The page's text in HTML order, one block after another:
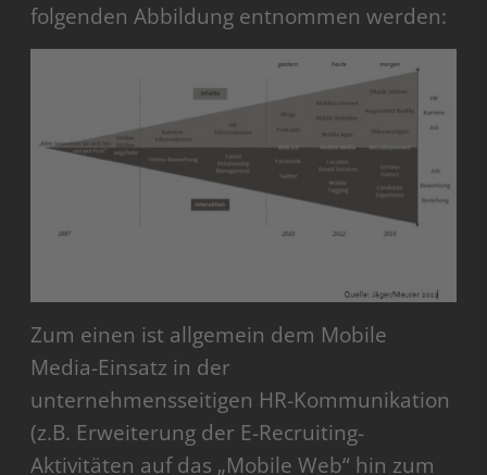
folgenden Abbildung entnommen werden:
Zum einen ist allgemein dem Mobile
Media-Einsatz in der
unternehmensseitigen HR-Kommunikation
(z.B. Erweiterung der E-Recruiting-
Aktivitäten auf das „Mobile Web“ hin zum